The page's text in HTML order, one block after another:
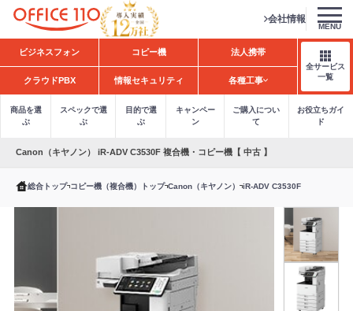
H
o
会社情報
MENU
ビジネスフォン コピー機 法人携帯
クラウドPBX 情報セキュリティ 各種工事
全サービス
一覧
商品を選
ぶ
スペックで選
ぶ
目的で選
ぶ
キャンペー
ン
ご購入につい
て
お役立ちガイ
ド
Canon（キヤノン） iR-ADV C3530F 複合機・コピー機【 中古 】
総合トップ コピー機（複合機）トップ Canon（キヤノン） iR-ADV C3530F